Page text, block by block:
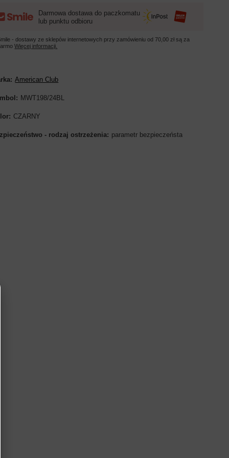
Darmowa dostawa do paczkomatu
lub punktu odbioru
- dostawy ze sklepów internetowych przy zamówieniu od 70,00 zł są za
Więcej informacji.
American Club
MWT198/24BL
CZARNY
- rodzaj ostrzeżenia parametr bezpieczeństa